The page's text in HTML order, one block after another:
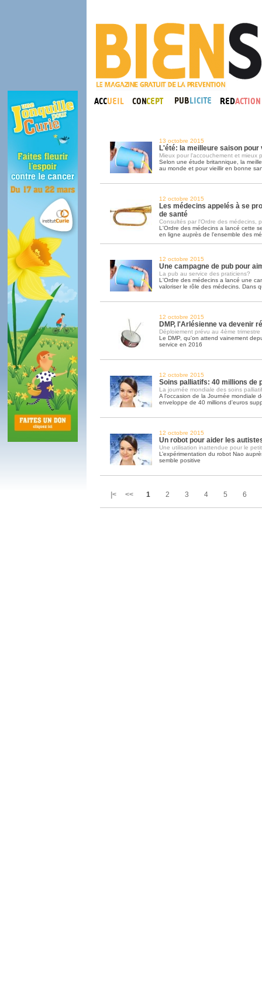
13 octobre 2015
L'été: la meilleure saison pour
Mieux pour l'accouchement et mieux
Selon une étude britannique, la
au monde et pour vieillir en bonne
12 octobre 2015
Les médecins appelés à se
de santé
Consultés par l'Ordre des médecins,
L'Ordre des médecins a lancé cette
en ligne auprès de l'ensemble des
12 octobre 2015
Une campagne de pub pour
La pub au service des praticiens?
L'Ordre des médecins a lancé une
valoriser le rôle des médecins. Dans
12 octobre 2015
DMP, l'Arlésienne va devenir
Déploiement prévu au 4ème trimestre
Le DMP, qu'on attend vainement
service en 2016
12 octobre 2015
Soins palliatifs: 40 millions de
La journée mondiale des soins
A l'occasion de la Journée mondiale
enveloppe de 40 millions d'euros
12 octobre 2015
Un robot pour aider les
Une utilisation inattendue pour le
L’expérimentation du robot Nao
semble positive
|< << 1 2 3 4 5 6